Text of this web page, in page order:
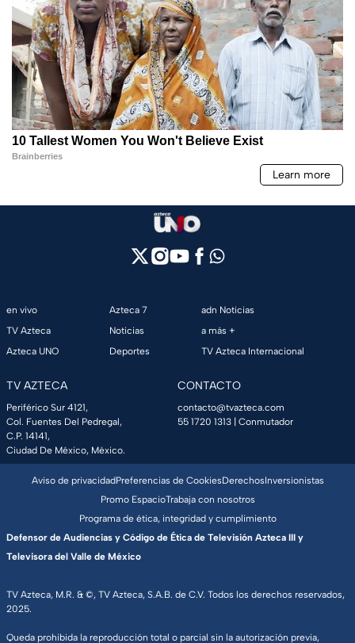
en vivo
TV Azteca
Azteca UNO
Azteca 7
Noticias
Deportes
adn Noticias
a más +
TV Azteca Internacional
TV AZTECA
Periférico Sur 4121,
Col. Fuentes Del Pedregal,
C.P. 14141,
Ciudad De México, México.
CONTACTO
contacto@tvazteca.com
55 1720 1313 | Conmutador
TV Azteca, M.R. & ©, TV Azteca, S.A.B. de C.V. Todos los derechos reservados,
2025.
Queda prohibida la reproducción total o parcial sin la autorización previa,
Aviso de privacidadPreferencias de CookiesDerechosInversionistas
Promo EspacioTrabaja con nosotros
Programa de ética, integridad y cumplimiento
Defensor de Audiencias y Código de Ética de Televisión Azteca III y
Televisora del Valle de México